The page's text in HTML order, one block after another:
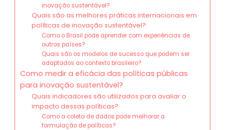
inovação sustentável?
Quais são as melhores práticas internacionais em
políticas de inovação sustentável?
Como o Brasil pode aprender com experiências de
outros países?
Quais são os modelos de sucesso que podem ser
adaptados ao contexto brasileiro?
Como medir a eficácia das políticas públicas
para inovação sustentável?
Quais indicadores são utilizados para avaliar o
impacto dessas políticas?
Como a coleta de dados pode melhorar a
formulação de políticas?